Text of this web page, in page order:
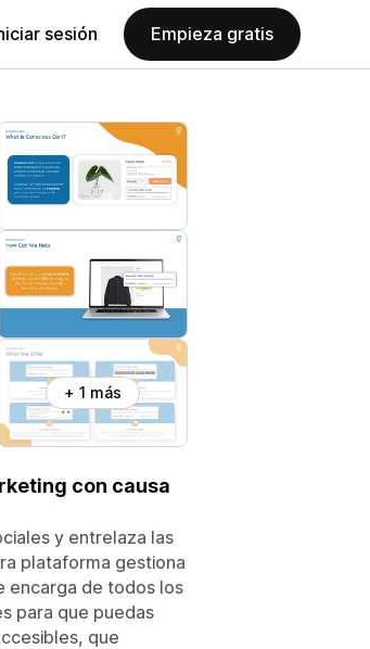
sesión Empieza gratis
+ 1 más
con causa
y entrelaza las
plataforma gestiona
encarga de todos los
para que puedas
que